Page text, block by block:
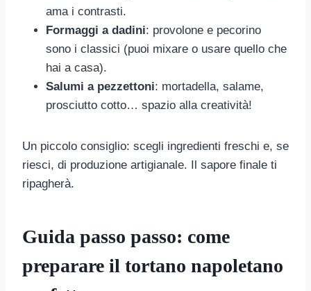
ama i contrasti.
Formaggi a dadini: provolone e pecorino
sono i classici (puoi mixare o usare quello che
hai a casa).
Salumi a pezzettoni: mortadella, salame,
prosciutto cotto… spazio alla creatività!
Un piccolo consiglio: scegli ingredienti freschi e, se
riesci, di produzione artigianale. Il sapore finale ti
ripagherà.
Guida passo passo: come
preparare il tortano napoletano